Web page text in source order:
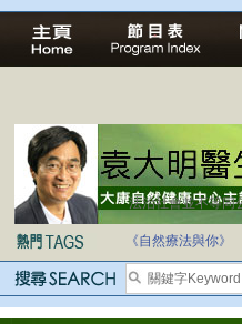
法治社會並不等同
《自然療法與你》